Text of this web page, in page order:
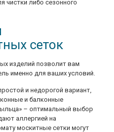
чистки либо сезонного
сеток
изделий позволит вам
именно для ваших условий.
и недорогой вариант,
и балконные
– оптимальный выбор
аллергией на
москитные сетки могут